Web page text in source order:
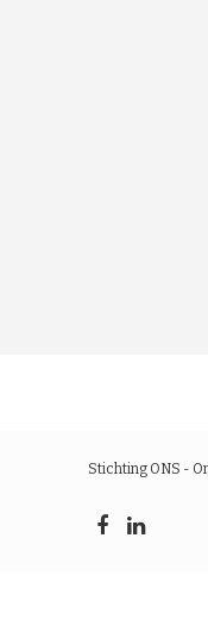
Stichting ONS -